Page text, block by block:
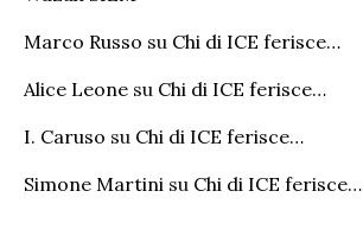
Marco Russo su Chi di ICE ferisce…
Alice Leone su Chi di ICE ferisce…
I. Caruso su Chi di ICE ferisce…
Simone Martini su Chi di ICE ferisce…